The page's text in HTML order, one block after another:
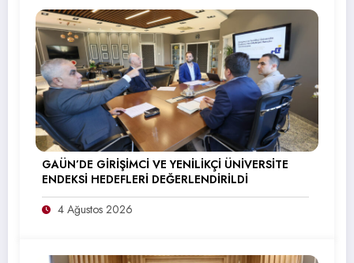
GAÜN’DE GİRİŞİMCİ VE YENİLİKÇİ ÜNİVERSİTE
ENDEKSİ HEDEFLERİ DEĞERLENDİRİLDİ
4 Ağustos 2026